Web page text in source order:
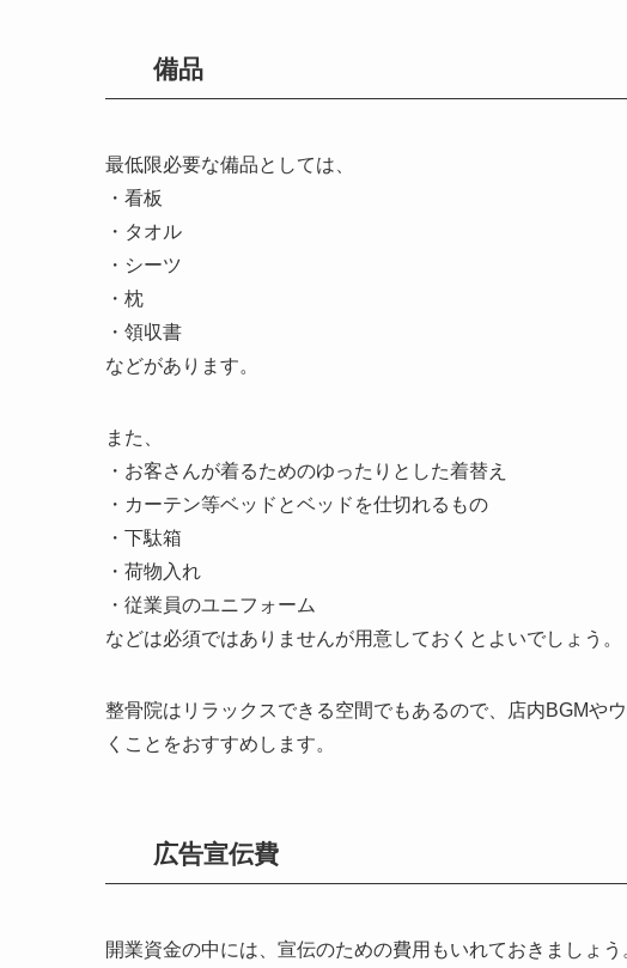
備品
最低限必要な備品としては、
・看板
・タオル
・シーツ
・枕
・領収書
などがあります。
また、
・お客さんが着るためのゆったりとした着替え
・カーテン等ベッドとベッドを仕切れるもの
・下駄箱
・荷物入れ
・従業員のユニフォーム
などは必須ではありませんが用意しておくとよいでしょう。
整骨院はリラックスできる空間でもあるので、店内BGMや
くことをおすすめします。
広告宣伝費
開業資金の中には、宣伝のための費用もいれておきましょう